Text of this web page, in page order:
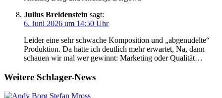
Julius Breidenstein sagt:
6. Juni 2026 um 14:50 Uhr
Leider eine sehr schwache Komposition und „abgenudelte“
Produktion. Da hätte ich deutlich mehr erwartet, Na, dann
schauen wir mal wer gewinnt: Marketing oder Qualität…
Weitere Schlager-News